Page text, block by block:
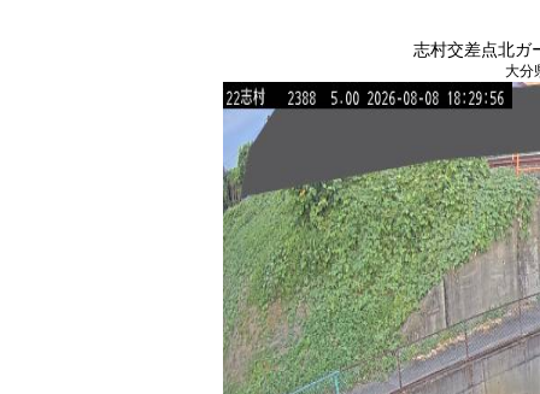
志村交差点北ガ
大分